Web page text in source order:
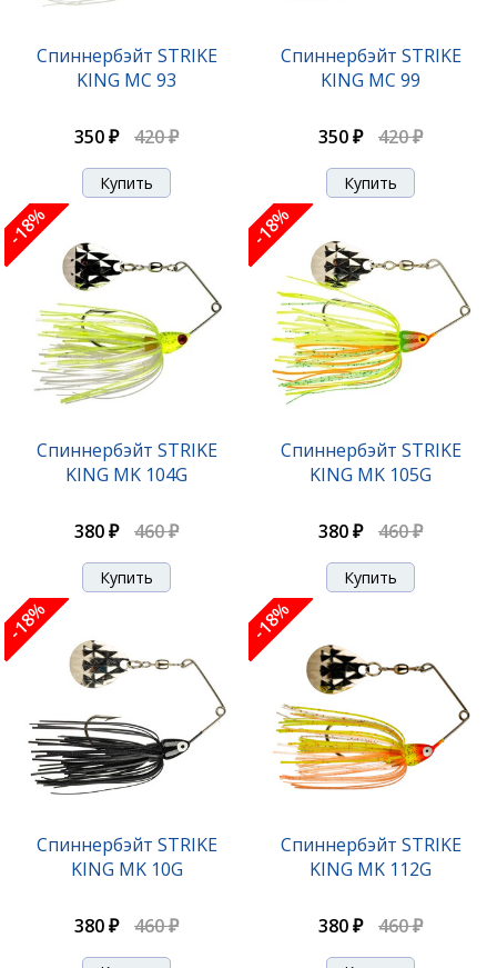
Спиннербэйт STRIKE
KING MC 93
350 ₽ 420 ₽
Спиннербэйт STRIKE
KING MC 99
350 ₽ 420 ₽
-18%
Спиннербэйт STRIKE
KING MK 104G
380 ₽ 460 ₽
-18%
Спиннербэйт STRIKE
KING MK 105G
380 ₽ 460 ₽
-18%
Спиннербэйт STRIKE
KING MK 10G
380 ₽ 460 ₽
-18%
Спиннербэйт STRIKE
KING MK 112G
380 ₽ 460 ₽